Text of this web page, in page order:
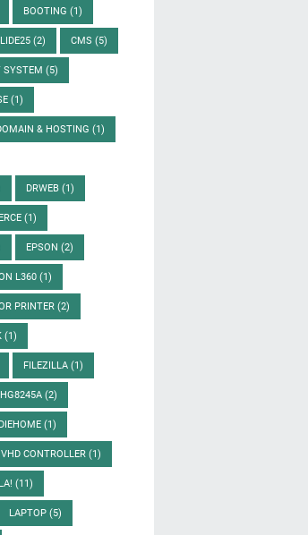
BOOTING (1)
(2) CMS (5)
SYSTEM (5)
(1)
& HOSTING (1)
DRWEB (1)
(1)
EPSON (2)
L360 (1)
PRINTER (2)
(1)
FILEZILLA (1)
(2)
(1)
CONTROLLER (1)
(11)
LAPTOP (5)